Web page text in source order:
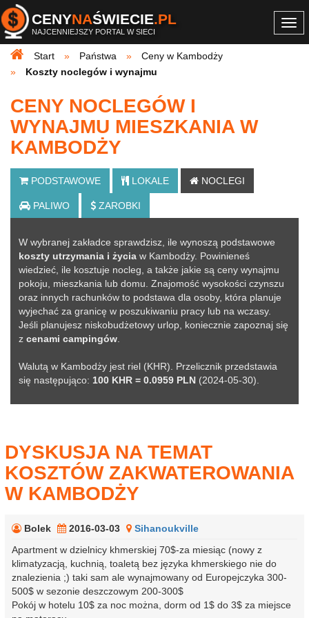
CENYNAŚWIECIE.PL
NAJCENNIEJSZY PORTAL W SIECI
Start
Państwa
Ceny w Kambodży
Koszty noclegów i wynajmu
CENY NOCLEGÓW I
WYNAJMU MIESZKANIA W
KAMBODŻY
PODSTAWOWE LOKALE NOCLEGI
PALIWO ZAROBKI
W wybranej zakładce sprawdzisz, ile wynoszą podstawowe
koszty utrzymania i życia w Kambodży. Powinieneś
wiedzieć, ile kosztuje nocleg, a także jakie są ceny wynajmu
pokoju, mieszkania lub domu. Znajomość wysokości czynszu
oraz innych rachunków to podstawa dla osoby, która planuje
wyjechać za granicę w poszukiwaniu pracy lub na wczasy.
Jeśli planujesz niskobudżetowy urlop, koniecznie zapoznaj się
z cenami campingów
Walutą w Kambodży jest riel (KHR). Przelicznik przedstawia
się następująco: 100 KHR = 0.0959 PLN (2024-05-30).
DYSKUSJA NA TEMAT
KOSZTÓW ZAKWATEROWANIA
W KAMBODŻY
Bolek 2016-03-03
Sihanoukville
Apartment w dzielnicy khmerskiej 70$-za miesiąc (nowy z
klimatyzacją, kuchnią, toaletą bez języka khmerskiego nie do
znalezienia ;) taki sam ale wynajmowany od Europejczyka 300-
500$ w sezonie deszczowym 200-300$
Pokój w hotelu 10$ za noc można, dorm od 1$ do 3$ za miejsce